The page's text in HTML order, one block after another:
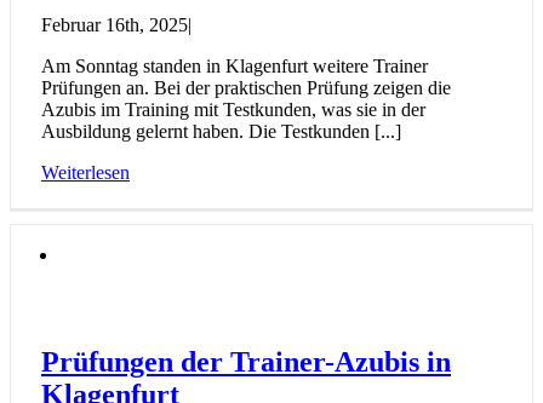
Februar 16th, 2025|
Am Sonntag standen in Klagenfurt weitere Trainer
Prüfungen an. Bei der praktischen Prüfung zeigen die
Azubis im Training mit Testkunden, was sie in der
Ausbildung gelernt haben. Die Testkunden [...]
Weiterlesen
Prüfungen der Trainer-Azubis in
Klagenfurt